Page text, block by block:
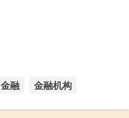
金融 金融机构